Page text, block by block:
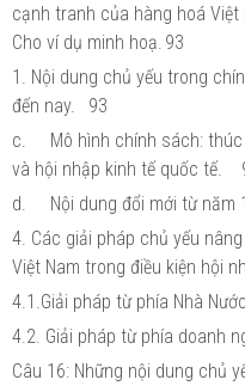
cạnh tranh của hàng hoá Việt
Cho ví dụ minh hoạ. 93
1. Nội dung chủ yếu trong
đến nay.
93
c.
Mô hình chính sách:
và hội nhập kinh tế quốc tế.
d.
Nội dung đổi mới từ năm
4. Các giải pháp chủ yếu
Việt Nam trong điều kiện hội
4.1.Giải pháp từ phía Nhà Nước
4.2. Giải pháp từ phía doanh
Câu 16: Những nội dung chủ